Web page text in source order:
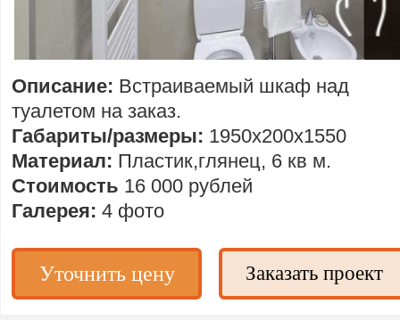
Уточнить цену Заказать проект
Описание: Встраиваемый шкаф над
туалетом на заказ.
Габариты/размеры: 1950х200х1550
Материал: Пластик,глянец, 6 кв м.
Стоимость 16 000 рублей
Галерея: 4 фото